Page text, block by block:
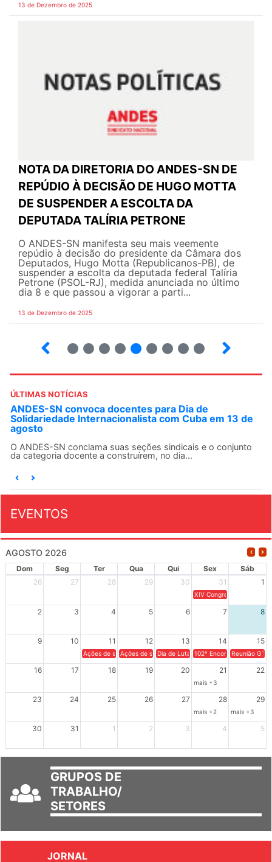
13 de Dezembro de 2025
NOTA DA DIRETORIA DO ANDES-SN DE
REPÚDIO À DECISÃO DE HUGO MOTTA
DE SUSPENDER A ESCOLTA DA
DEPUTADA TALÍRIA PETRONE
O ANDES-SN manifesta seu mais veemente
repúdio à decisão do presidente da Câmara dos
Deputados, Hugo Motta (Republicanos-PB), de
suspender a escolta da deputada federal Talíria
Petrone (PSOL-RJ), medida anunciada no último
dia 8 e que passou a vigorar a parti...
13 de Dezembro de 2025
ÚLTIMAS NOTÍCIAS
ANDES-SN convoca docentes para Dia de
Solidariedade Internacionalista com Cuba em 13 de
agosto
O ANDES-SN conclama suas seções sindicais e o conjunto
da categoria docente a construírem, no dia...
EVENTOS
AGOSTO 2026
Dom Seg Ter Qua Qui Sex
Sáb
26
27 28 29 30 31 1
XIV Congresso Brasileiro
2 3 4 5 6 7 8
9 10 11 12 13 14 15
Ações de solidariedade a Cuba no Rio Grande do Sul - 100
Ações de solidariedade a Cuba no Rio Grande do
Dia de Luta em Defesa de Cuba e da
102º Encontro da
Reunião
16 17 18 19 20 21 22
mais +3
23 24 25 26 27 28 29
mais +2 mais +3
30 31 1 2 3 4 5
GRUPOS DE
TRABALHO/
SETORES
JORNAL